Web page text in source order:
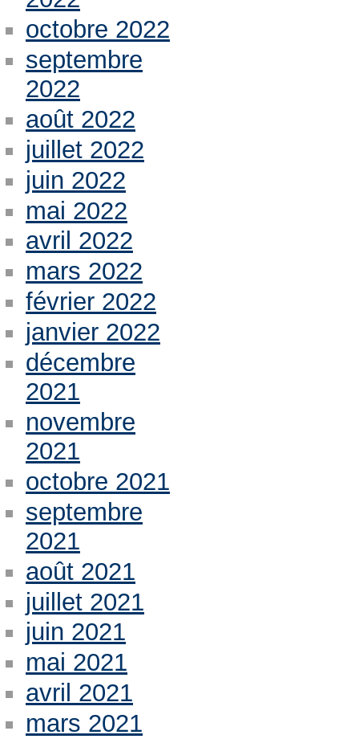
octobre 2022
septembre
2022
août 2022
juillet 2022
juin 2022
mai 2022
avril 2022
mars 2022
février 2022
janvier 2022
décembre
2021
novembre
2021
octobre 2021
septembre
2021
août 2021
juillet 2021
juin 2021
mai 2021
avril 2021
mars 2021